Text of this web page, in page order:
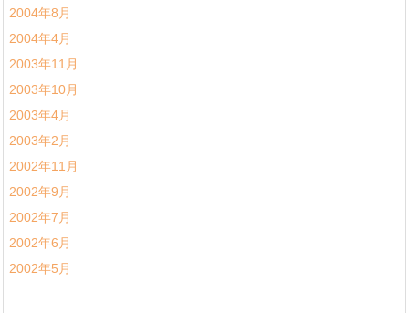
2004年8月
2004年4月
2003年11月
2003年10月
2003年4月
2003年2月
2002年11月
2002年9月
2002年7月
2002年6月
2002年5月